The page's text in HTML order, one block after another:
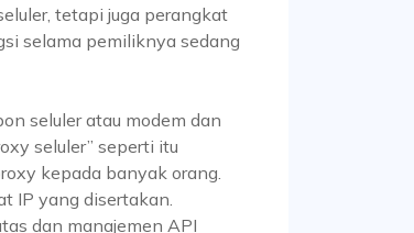
tetapi juga perangkat
selama pemiliknya sedang
seluler atau modem dan
seluler” seperti itu
kepada banyak orang.
IP yang disertakan.
dan manajemen API